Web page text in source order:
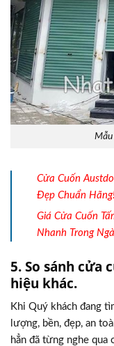
Mẫu
Cửa Cuốn
Đẹp Chuẩn Hãng!
Giá Cửa Cuốn
Nhanh Trong
5. So sánh cửa
hiệu khác.
Khi Quý khách đang
lượng, bền, đẹp, an
hẳn đã từng nghe qua